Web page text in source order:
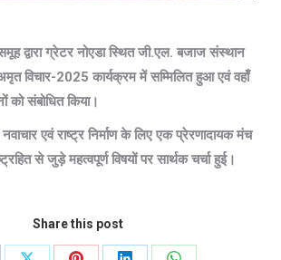
द्वारा ग्रेटर नोएडा स्थित जी.एल. बजाज संस्थान
विचार-2025 कार्यक्रम में सम्मिलित हुआ एवं वहाँ
को संबोधित किया।
नवाचार एवं राष्ट्र निर्माण के लिए एक प्रेरणादायक मंच
से जुड़े महत्वपूर्ण विषयों पर सार्थक चर्चा हुई।
Share this post